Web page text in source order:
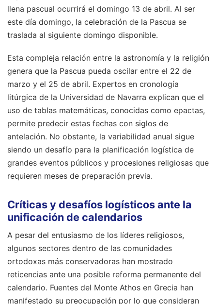
llena pascual ocurrirá el domingo 13 de abril. Al ser
este día domingo, la celebración de la Pascua se
traslada al siguiente domingo disponible.
Esta compleja relación entre la astronomía y la religión
genera que la Pascua pueda oscilar entre el 22 de
marzo y el 25 de abril. Expertos en cronología
litúrgica de la Universidad de Navarra explican que el
uso de tablas matemáticas, conocidas como epactas,
permite predecir estas fechas con siglos de
antelación. No obstante, la variabilidad anual sigue
siendo un desafío para la planificación logística de
grandes eventos públicos y procesiones religiosas que
requieren meses de preparación previa.
Críticas y desafíos logísticos ante la
unificación de calendarios
A pesar del entusiasmo de los líderes religiosos,
algunos sectores dentro de las comunidades
ortodoxas más conservadoras han mostrado
reticencias ante una posible reforma permanente del
calendario. Fuentes del Monte Athos en Grecia han
manifestado su preocupación por lo que consideran